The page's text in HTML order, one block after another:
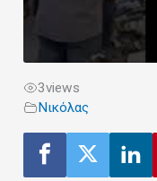
3views
Νικόλας